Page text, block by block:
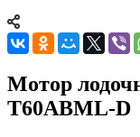
Мотор
T60ABML-D